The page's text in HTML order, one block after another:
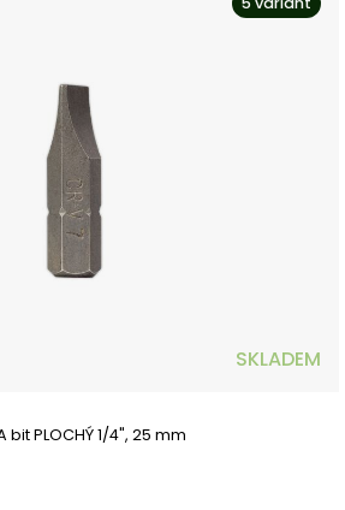
SKLADEM
bit PLOCHÝ 1/4", 25 mm